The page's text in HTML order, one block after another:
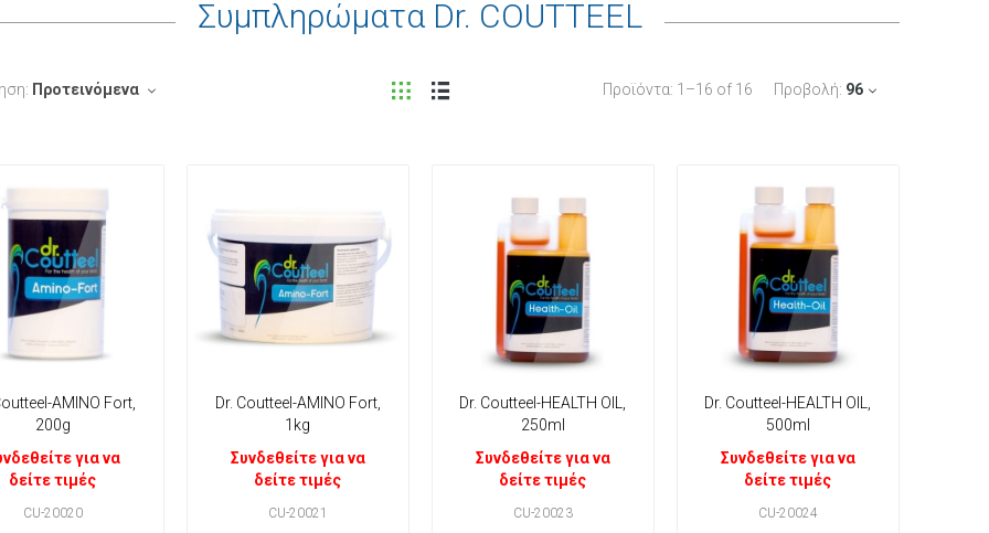
Συμπληρώματα Dr. COUTTEEL
Προϊόντα: 1 –16 of 16 Προβολή: 96
Προτεινόμενα
ΑΜΙΝΟ Fort,
200g
για να
δείτε τιμές
CU-20020
Dr. Coutteel-ΑΜΙΝΟ Fort,
1kg
Συνδεθείτε για να
δείτε τιμές
CU-20021
Dr. Coutteel-HEALTH OIL,
250ml
Συνδεθείτε για να
δείτε τιμές
CU-20023
Dr. Coutteel-HEALTH OIL,
500ml
Συνδεθείτε για να
δείτε τιμές
CU-20024